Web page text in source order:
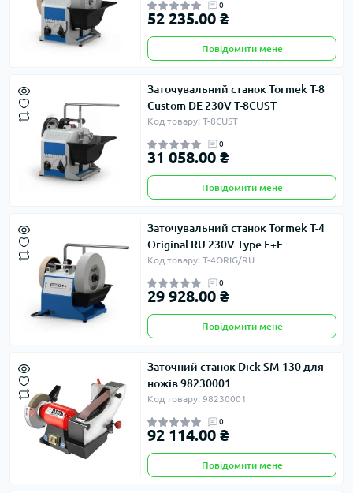
0
52 235.00 ₴
Повідомити мене
Заточувальний станок Tormek T-8
Custom DE 230V T-8CUST
Код товару: T-8CUST
0
31 058.00 ₴
Повідомити мене
Заточувальний станок Tormek T-4
Original RU 230V Type E+F
Код товару: T-4ORIG/RU
0
29 928.00 ₴
Повідомити мене
Заточний станок Dick SM-130 для
ножів 98230001
Код товару: 98230001
0
92 114.00 ₴
Повідомити мене